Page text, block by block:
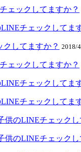
ェックしてますか？
LINEチェックしてま
クしてますか？ 2018/
ェックしてますか？
LINEチェックしてま
LINEチェックしてま
供のLINEチェック
供のLINEチェック